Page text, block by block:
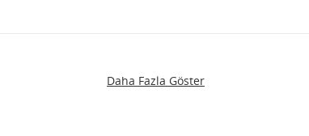
Daha Fazla Göster